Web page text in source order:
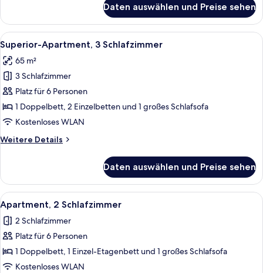
Apartment,
2 Schlafzimmer
Daten auswählen und Preise sehen
Alle
Fotos
für
Superior-
Apartment,
3 Schlafzimmer
anzeigen
Ein überdachter Essbereich im
9
Superior-Apartment, 3 Schlafzimmer
65 m²
3 Schlafzimmer
Platz für 6 Personen
1 Doppelbett, 2 Einzelbetten und 1 großes Schlafsofa
Kostenloses WLAN
Weitere Details
Weitere
Apartment,
3 Schlafzimmer
Daten auswählen und Preise sehen
Alle
Fotos
für
Apartment,
2 Schlafzimmer
anzeigen
Ein Schlafzimmer mit zwei Betten,
6
Apartment, 2 Schlafzimmer
2 Schlafzimmer
Platz für 6 Personen
1 Doppelbett, 1 Einzel-Etagenbett und 1 großes Schlafsofa
Kostenloses WLAN